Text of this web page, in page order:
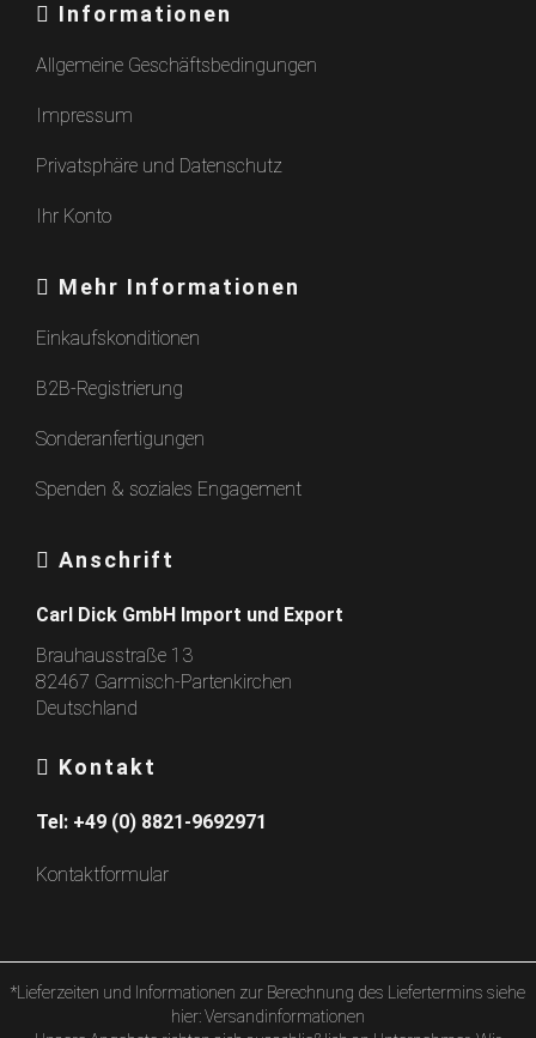
Informationen
Allgemeine Geschäftsbedingungen
Impressum
Privatsphäre und Datenschutz
Ihr Konto
Mehr Informationen
Einkaufskonditionen
B2B-Registrierung
Sonderanfertigungen
Spenden & soziales Engagement
Anschrift
Carl Dick GmbH Import und Export
Brauhausstraße 13
82467 Garmisch-Partenkirchen
Deutschland
Kontakt
Tel: +49 (0) 8821-9692971
Kontaktformular
*Lieferzeiten und Informationen zur Berechnung des Liefertermins siehe
hier:Versandinformationen